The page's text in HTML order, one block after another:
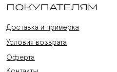
ПОКУПАТЕЛЯМ
Доставка и примерка
Условия возврата
Оферта